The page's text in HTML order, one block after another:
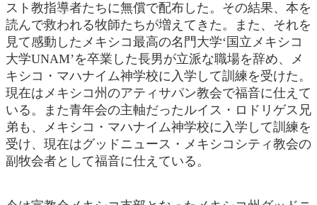
スト教指導者たちに無償で配布した。その結果、本を
読んで救われる牧師たちが増えてきた。また、それを
見て感動したメキシコ最高の名門大学‘国立メキシコ
大学UNAM’を卒業した長男が立派な職場を辞め、メ
キシコ・マハナイム神学校に入学して訓練を受けた。
現在はメキシコ州のアティサパン教会で福音に仕えて
いる。また青年会の主軸だったルイス・ロドリゲス兄
弟も、メキシコ・マハナイム神学校に入学して訓練を
受け、現在はグッドニュース・メキシコシティ教会の
副牧会者として福音に仕えている。